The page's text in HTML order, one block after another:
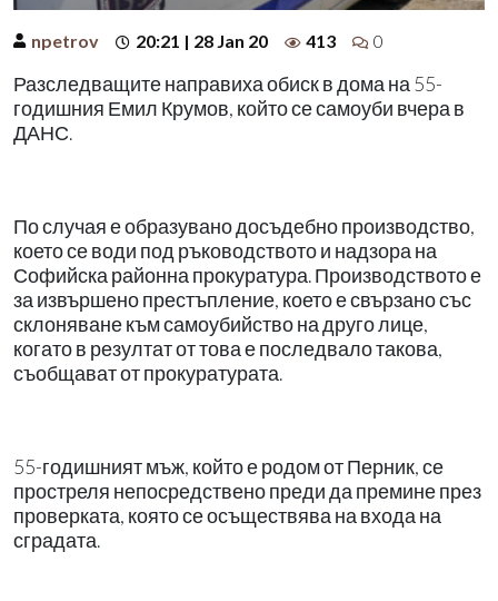
npetrov 20:21 | 28 Jan 20 413 0
Разследващите направиха обиск в дома на 55-
годишния Емил Крумов, който се самоуби вчера в
ДАНС.
По случая е образувано досъдебно производство,
което се води под ръководството и надзора на
Софийска районна прокуратура. Производството е
за извършено престъпление, което е свързано със
склоняване към самоубийство на друго лице,
когато в резултат от това е последвало такова,
съобщават от прокуратурата.
55-годишният мъж, който е родом от Перник, се
простреля непосредствено преди да премине през
проверката, която се осъществява на входа на
сградата.